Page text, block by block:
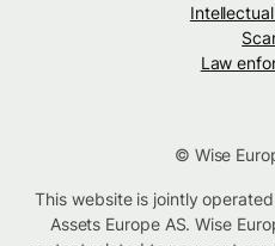
Law
© Wise
This website is jointly
Assets Europe AS. Wise